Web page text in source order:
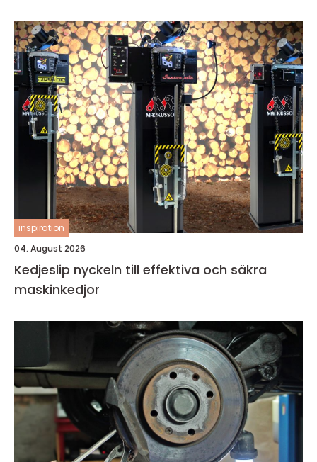
inspiration
04. August 2026
Kedjeslip nyckeln till effektiva och säkra
maskinkedjor